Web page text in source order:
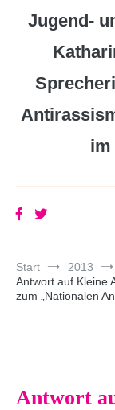
Jugend-
im
Start 2013
Antwort auf Kleine
zum „Nationalen
Antwort